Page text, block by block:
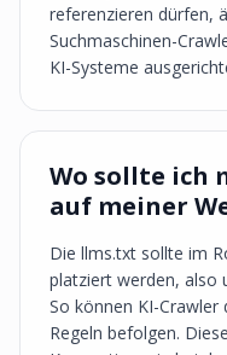
referenzieren dürfen,
Suchmaschinen-
KI-Systeme
Wo sollte ich
auf meiner
Die llms.txt sollte im
platziert werden, also
So können KI-
Regeln befolgen.